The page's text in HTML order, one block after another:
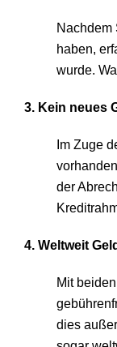
Nachdem
haben,
wurde.
3. Kein neues
Im Zuge
der
4. Weltweit
Mit
dies